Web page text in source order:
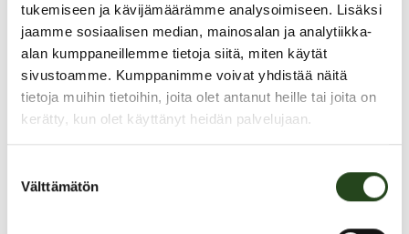
tukemiseen ja kävijämäärämme analysoimiseen. Lisäksi
jaamme sosiaalisen median, mainosalan ja analytiikka-
alan kumppaneillemme tietoja siitä, miten käytät
sivustoamme. Kumppanimme voivat yhdistää näitä
tietoja muihin tietoihin, joita olet antanut heille tai joita on
kerätty, kun olet käyttänyt heidän palvelujaan.
valinta
Välttämätön